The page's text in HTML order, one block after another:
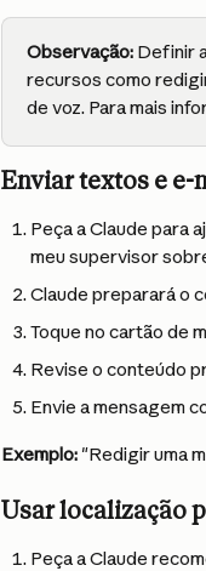
Observação: Definir
recursos como
de voz. Para mais
Enviar textos e e-
Peça a Claude para
meu supervisor
Claude preparará o
Toque no cartão de
Revise o conteúdo
Envie a mensagem
Exemplo: "Redigir uma
Usar localização
Peça a Claude